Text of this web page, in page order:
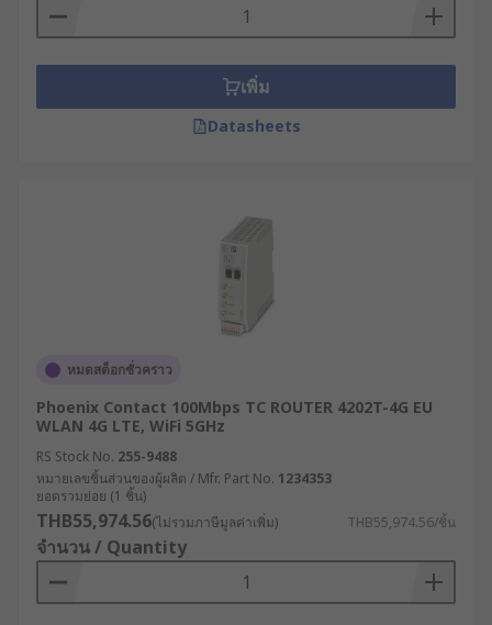
ไปยังเราเตอร์ ซึ่งจะกระจายสัญญาณอินเทอร์เน็ตให้แก่
อุปกรณ์ WiFi ต่าง ๆ เช่น แล็ปท็อปหรือสมาร์ตโฟน การ
เชื่อมต่ออินเทอร์เน็ตนี้ประกอบด้วยข้อมูลแพ็กเก็ต เช่น
อีเมลหรือหน้าเว็บไซต์ ซึ่งมี IP Address ระบุปลายทาง
ของข้อมูลให้เราเตอร์ทราบ
ภายในเครือข่าย, วางเส้นทางของข้อมูล, ควบคุมความ
ปลอดภัยของระบบด้วย Firewall หรือ VPN และแบ่ง
เครือข่ายย่อย (Segmenting) เพื่อเพิ่มความปลอดภัย
ใช้เพียงเพื่อส่งต่อ IP แพ็กเก็ตระหว่างคอมพิวเตอร์กับ
อินเทอร์เน็ต แต่ในธุรกิจขนาดใหญ่จะต้องใช้เราเตอร์
ระดับองค์กรที่มีความสามารถมากกว่า เพื่อส่งข้อมูลไป
ในพื้นที่กว้างหรือ WAN (Wide Area Network) ซึ่ง
ข้อมูลอาจต้องผ่านเราเตอร์หลายตัวก่อนถึงปลายทาง
IP สุดท้าย
หลักการทำงานของเราเตอร์
อินเทอร์เน็ต
เพิ่ม
Datasheets
หมดสต็อกชั่วคราว
Phoenix Contact 100Mbps TC ROUTER 4202T-4G EU
WLAN 4G LTE, WiFi 5GHz
RS Stock No. 255-9488
หมายเลขชิ้นส่วนของผู้ผลิต / Mfr. Part No. 1234353
ยอดรวมย่อย (1 ชิ้น)
THB55,974.56(ไม่รวมภาษีมูลค่าเพิ่ม) THB55,974.56/ชิ้น
จำนวน / Quantity